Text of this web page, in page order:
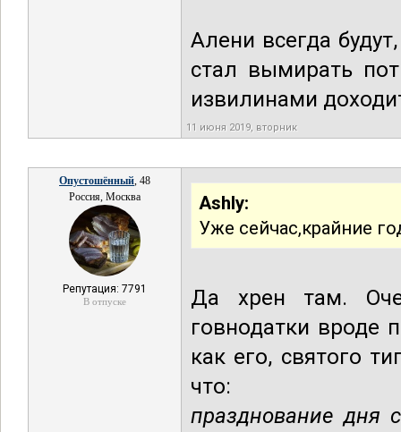
Алени всегда
стал вымирать
извилинами
11 июня 2019, вторник
Опустошённый, 48
Россия, Москва
Репутация: 7791
В отпуске
Ashly:
Уже сейчас,крайние
Да хрен там.
говнодатки вроде
как его, святого
что:
празднование дня